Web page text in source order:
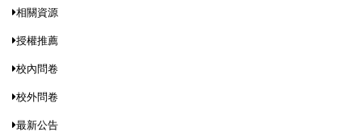
相關資源
授權推薦
校內問卷
校外問卷
最新公告